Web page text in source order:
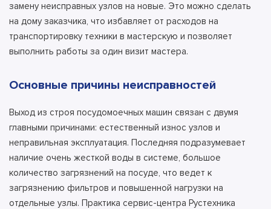
замену неисправных узлов на новые. Это можно сделать
на дому заказчика, что избавляет от расходов на
транспортировку техники в мастерскую и позволяет
выполнить работы за один визит мастера.
Основные причины неисправностей
Выход из строя посудомоечных машин связан с двумя
главными причинами: естественный износ узлов и
неправильная эксплуатация. Последняя подразумевает
наличие очень жесткой воды в системе, большое
количество загрязнений на посуде, что ведет к
загрязнению фильтров и повышенной нагрузки на
отдельные узлы. Практика сервис-центра Рустехника